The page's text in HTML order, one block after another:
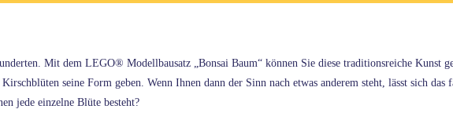
Mit dem LEGO® Modellbausatz „Bonsai Baum“ können Sie diese traditionsreiche Kunst
seine Form geben. Wenn Ihnen dann der Sinn nach etwas anderem steht, lässt sich das
jede einzelne Blüte besteht?